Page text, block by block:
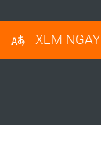
XEM NGAY